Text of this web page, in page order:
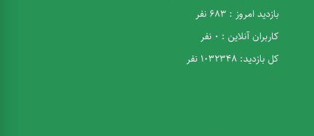
بازدید امروز : 683 نفر
کاربران آنلاین : 0 نفر
کل بازدید: 1032348 نفر